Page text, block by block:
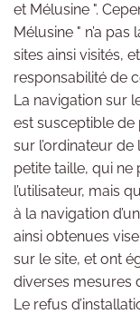
et Mélusine ".
Mélusine " n’a
sites ainsi visités,
responsabilité de
La navigation sur
est susceptible de
sur l’ordinateur de
petite taille, qui ne
l’utilisateur, mais
à la navigation
ainsi obtenues
sur le site, et ont
diverses mesures
Le refus